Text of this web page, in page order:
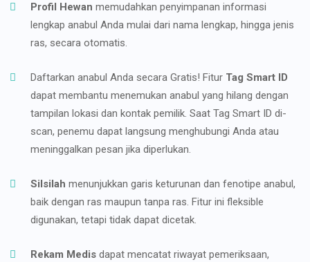
Profil Hewan memudahkan penyimpanan informasi
lengkap anabul Anda mulai dari nama lengkap, hingga jenis
ras, secara otomatis.
Daftarkan anabul Anda secara Gratis! Fitur Tag Smart ID
dapat membantu menemukan anabul yang hilang dengan
tampilan lokasi dan kontak pemilik. Saat Tag Smart ID di-
scan, penemu dapat langsung menghubungi Anda atau
meninggalkan pesan jika diperlukan.
Silsilah menunjukkan garis keturunan dan fenotipe anabul,
baik dengan ras maupun tanpa ras. Fitur ini fleksible
digunakan, tetapi tidak dapat dicetak.
Rekam Medis dapat mencatat riwayat pemeriksaan,